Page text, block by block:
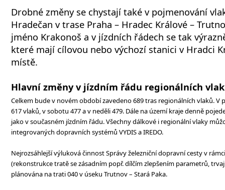
Drobné změny se chystají také v pojmenování
Hradečan v trase Praha – Hradec Králové –
jméno Krakonoš a v jízdních řádech se tak
které mají cílovou nebo výchozí stanici v Hradci
místě.
Hlavní změny v jízdním řádu regionálních
Celkem bude v novém období zavedeno 689 tras regionálních vlaků. V
617 vlaků, v sobotu 477 a v neděli 479. Dále na území kraje denně
jako v současném jízdním řádu. Všechny dálkové i regionální vlaky
integrovaných dopravních systémů VYDIS a IREDO.
Nejrozsáhlejší výluková činnost Správy železniční dopravní cesty v
(rekonstrukce tratě se zásadním popř. dílčím zlepšením parametrů,
plánována na trati 040 v úseku Trutnov – Stará Paka.